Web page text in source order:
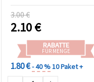
Kleckern, perfekt für
kreatives Spielen und
3.00 €
2.10€
RABATTE
FÜR MENGE
1.80 €- 40 %10 Paket +